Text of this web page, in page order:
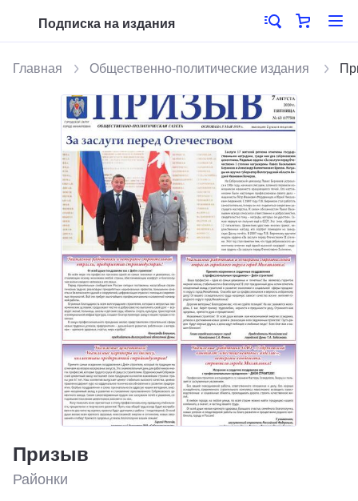
Подписка на издания
Главная Общественно-политические издания
Призыв
Районки